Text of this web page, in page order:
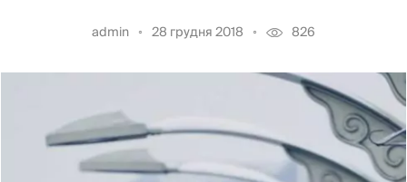
admin 28 грудня 2018 826